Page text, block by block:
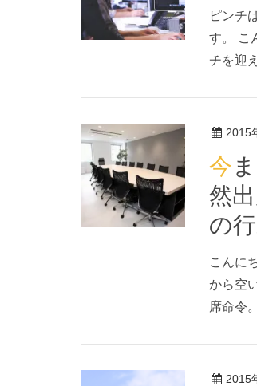
ピンチ
す。 こ
チを迎
2015
今まで関わっていなかった案件の会議に突
然
の
こんに
から空
席命令
2015